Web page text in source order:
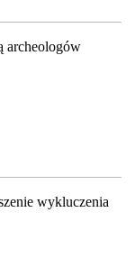
archeologów
wykluczenia